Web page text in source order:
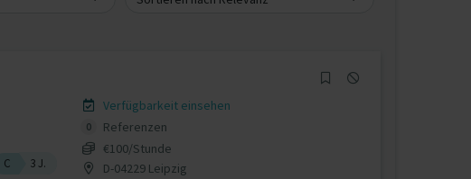
C 3 J.
Verfügbarkeit einsehen
0
Referenzen
€100/Stunde
D-04229 Leipzig